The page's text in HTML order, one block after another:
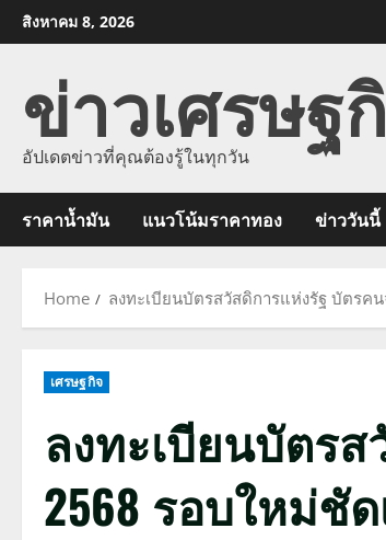
Skip
to
สิงหาคม 8, 2026
ข่าวเศรษฐ
อัปเดตข่าวที่คุณต้องรู้ในทุกวัน
ราคาน้ำมัน แนวโน้มราคาทอง ข่าววันนี้
Home ลงทะเบียนบัตรสวัสดิการแห่งรัฐ บัตรค
เศรษฐกิจ
ลงทะเบียนบัตร
2568 รอบใหม่ชั